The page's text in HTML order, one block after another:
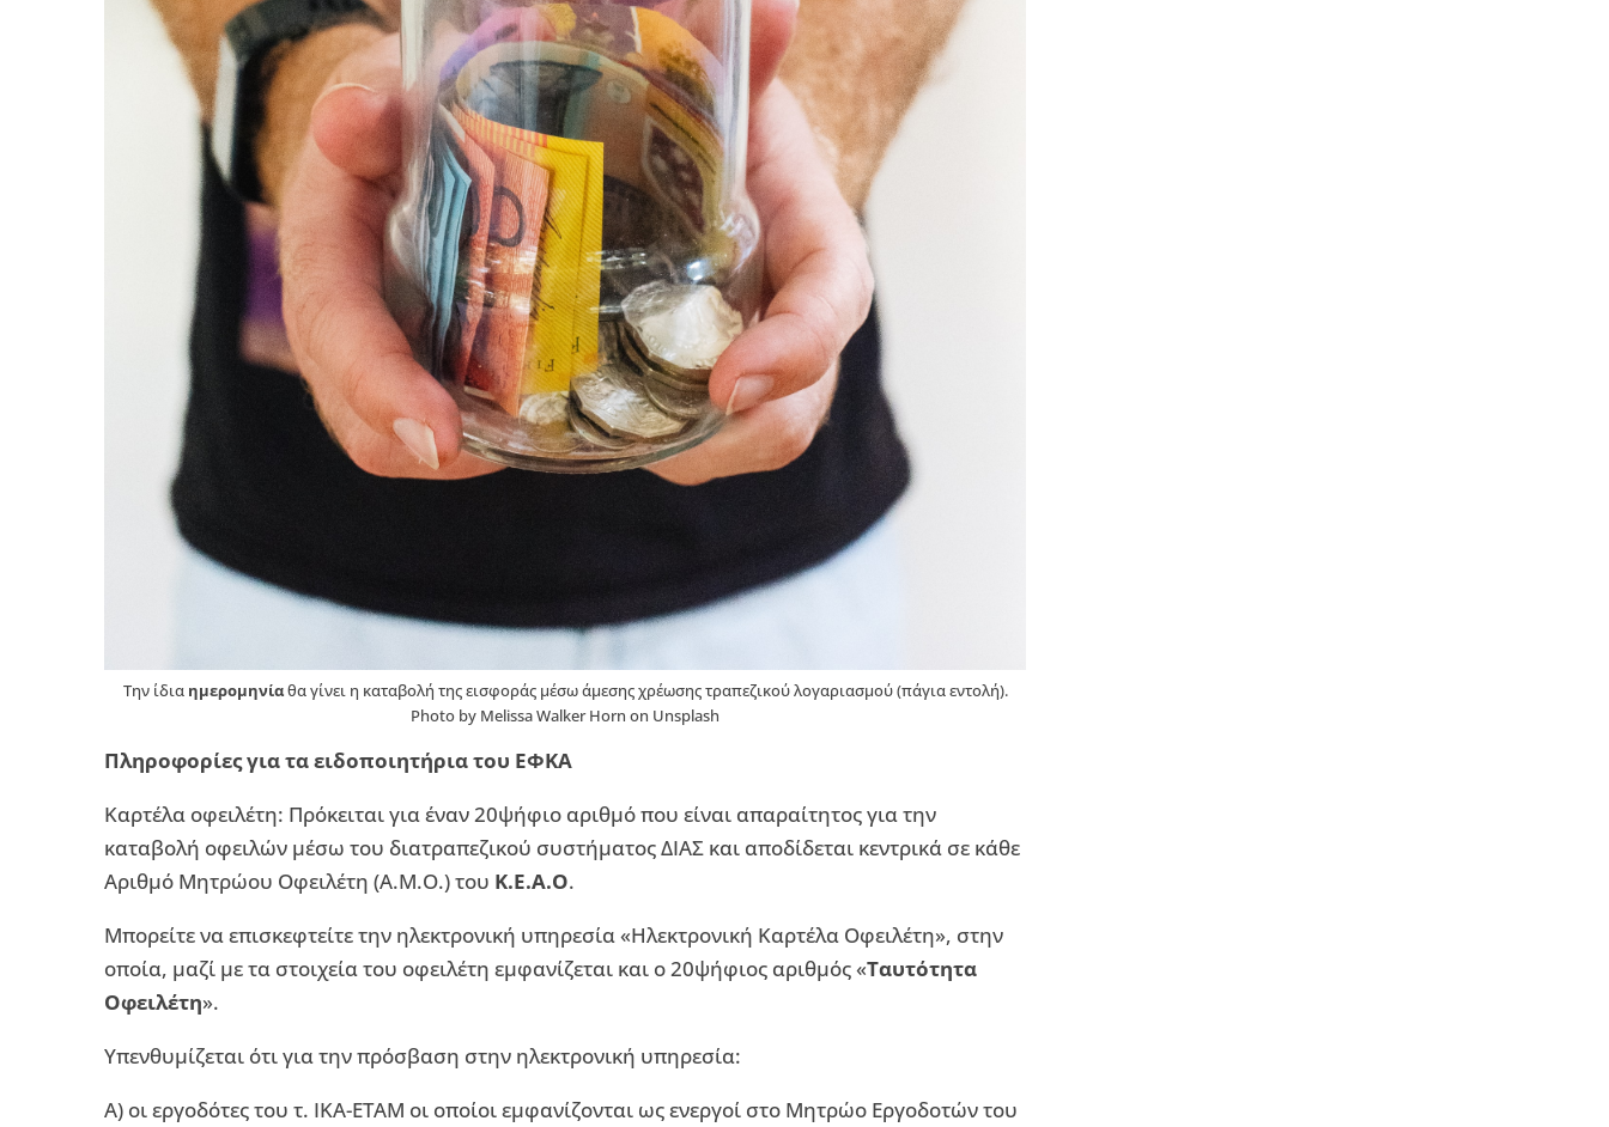
Την ίδια ημερομηνίαθα γίνει η καταβολή της εισφοράς μέσω άμεσης χρέωσης τραπεζικού λογαριασμού (πάγια εντολή).
Photo by Melissa Walker Horn on Unsplash
Πληροφορίες για τα ειδοποιητήρια του ΕΦΚΑ
Καρτέλα οφειλέτη: Πρόκειται για έναν 20ψήφιο αριθμό που είναι απαραίτητος για την
καταβολή οφειλών μέσω του διατραπεζικού συστήματος ΔΙΑΣ και αποδίδεται κεντρικά σε κάθε
Αριθμό Μητρώου Οφειλέτη (Α.Μ.Ο.) του Κ.Ε.Α.Ο.
Μπορείτε να επισκεφτείτε την ηλεκτρονική υπηρεσία «Ηλεκτρονική Καρτέλα Οφειλέτη», στην
οποία, μαζί με τα στοιχεία του οφειλέτη εμφανίζεται και ο 20ψήφιος αριθμός «Ταυτότητα
Οφειλέτη».
Υπενθυμίζεται ότι για την πρόσβαση στην ηλεκτρονική υπηρεσία:
Α) οι εργοδότες του τ. ΙΚΑ-ΕΤΑΜ οι οποίοι εμφανίζονται ως ενεργοί στο Μητρώο Εργοδοτών του